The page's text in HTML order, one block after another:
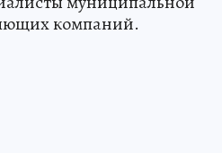
компаний.